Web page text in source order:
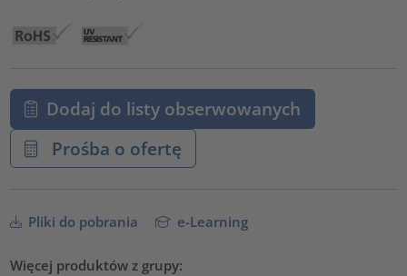
Dodaj do listy obserwowanych
Prośba o ofertę
Pliki do pobrania e-Learning
Więcej produktów z grupy: